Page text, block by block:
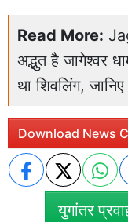
Read More:
अद्भुत है जागेश्वर
था शिवलिंग,
Download News
युगांतर